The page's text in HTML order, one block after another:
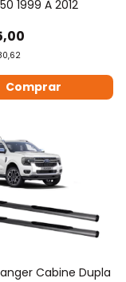
1999 À 2012
Cabine Dupla